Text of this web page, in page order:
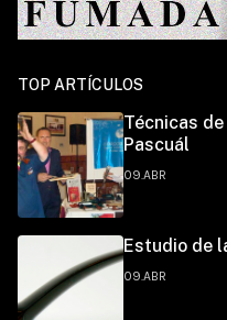
TOP ARTÍCULOS
Técnicas
Pascuál
09.ABR
Estudio de
09.ABR